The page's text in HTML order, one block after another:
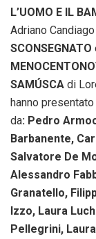
L’UOMO E IL
Adriano
SCONSEGNATO
SAMÚSCA di
hanno
da: Pedro
Barbanente,
Salvatore De
Alessandro
Granatello,
Izzo, Laura
Pellegrini,